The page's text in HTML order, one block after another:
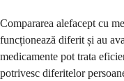
Compararea alefacept cu
funcționează diferit și au
medicamente pot trata
potrivesc diferitelor